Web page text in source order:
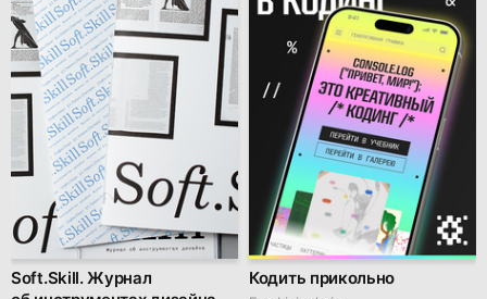
Soft.Skill. Журнал
Кодить прикольно